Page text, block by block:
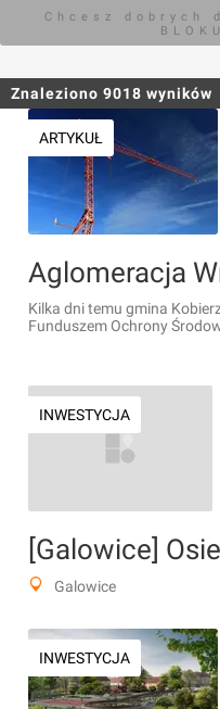
Chcesz dobrych
Znaleziono 9018 wyników
ARTYKUŁ
Kilka dni temu gmina
Funduszem Ochrony
INWESTYCJA
Galowice
INWESTYCJA